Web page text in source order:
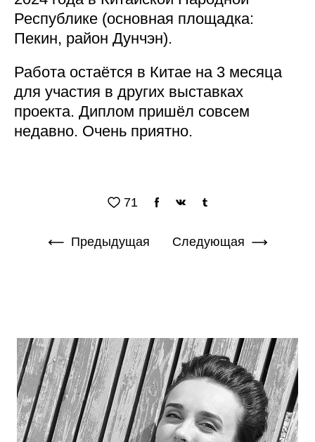
Республике (основная площадка:
Пекин, район Дунчэн).
Работа остаётся в Китае на 3 месяца
для участия в других выставках
проекта. Диплом пришёл совсем
недавно. Очень приятно.
71
Предыдущая Следующая